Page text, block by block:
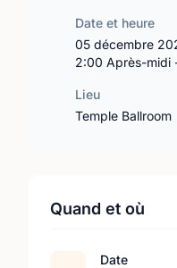
Date et heure
05 décembre
2:00 Après-midi
Lieu
Temple Ballroom
Quand et où
Date